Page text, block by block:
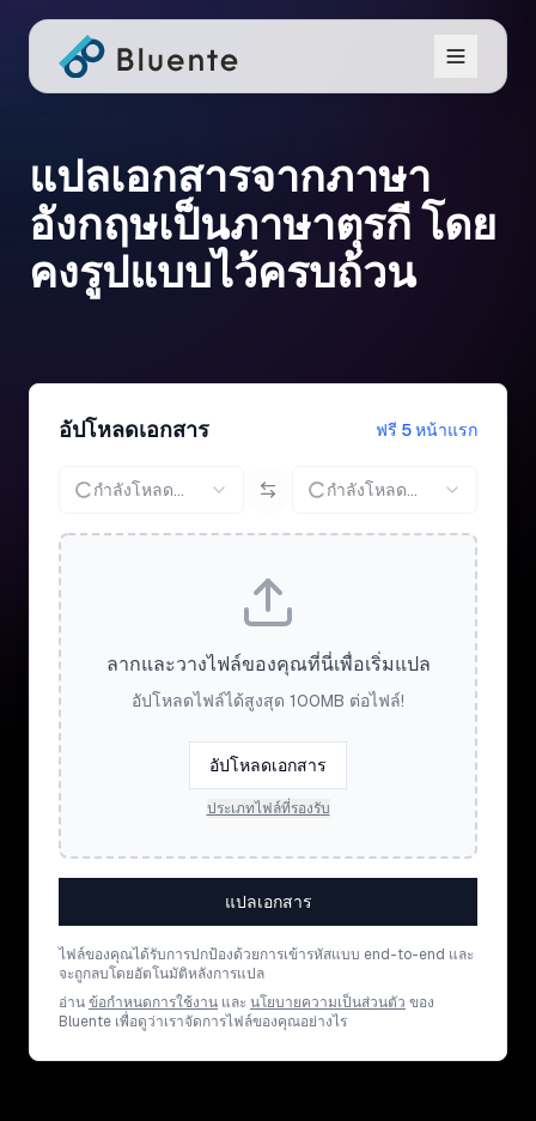
แปลเอกสารจากภาษา
อังกฤษเป็นภาษาตุรกี โดย
คงรูปแบบไว้ครบถ้วน
อัปโหลดเอกสาร ฟรี 5 หน้าแรก
กำลังโหลด... กำลังโหลด...
ลากและวางไฟล์ของคุณที่นี่เพื่อเริ่มแปล
อัปโหลดไฟล์ได้สูงสุด 100MB ต่อไฟล์!
อัปโหลดเอกสาร
ประเภทไฟล์ที่รองรับ
แปลเอกสาร
ไฟล์ของคุณได้รับการปกป้องด้วยการเข้ารหัสแบบ end-to-end และ
จะถูกลบโดยอัตโนมัติหลังการแปล
อ่านข้อกำหนดการใช้งาน และ นโยบายความเป็นส่วนตัว ของ
Bluente เพื่อดูว่าเราจัดการไฟล์ของคุณอย่างไร